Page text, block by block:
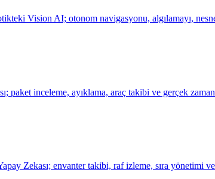
Vision AI; otonom navigasyonu, algılamayı,
inceleme, ayıklama, araç takibi ve gerçek
Zekası; envanter takibi, raf izleme, sıra yönetimi